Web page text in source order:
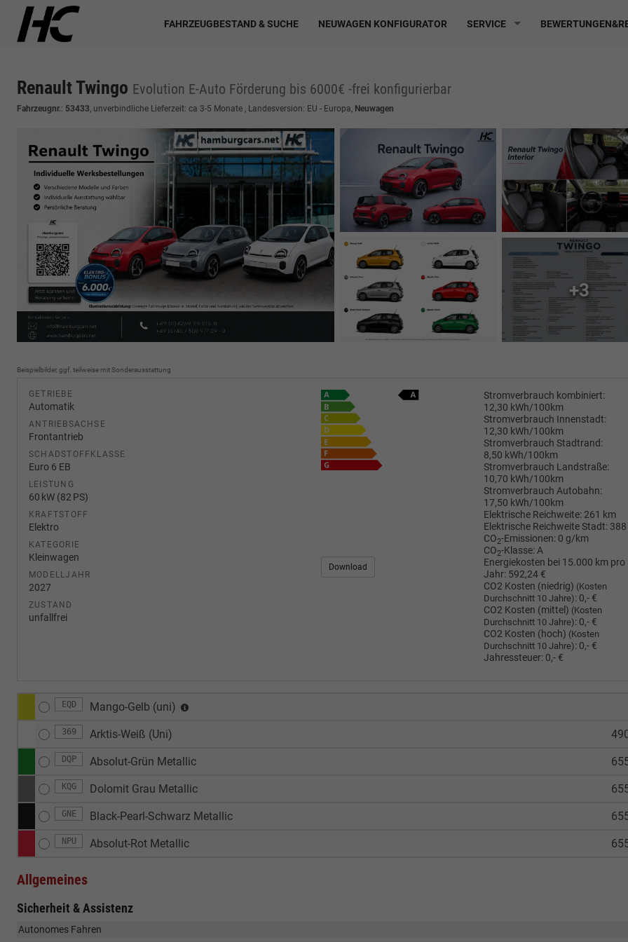
FAHRZEUGBESTAND & SUCHE NEUWAGEN KONFIGURATOR SERVICE
Renault Twingo Evolution E-Auto Förderung bis 6000€ -frei konfigurierbar
Fahrzeugnr.: 53433, unverbindliche Lieferzeit: ca 3-5 Monate , Landesversion: EU - Europa, Neuwagen
+3
Beispielbilder, ggf. teilweise mit Sonderausstattung
GETRIEBE
Automatik
ANTRIEBSACHSE
Frontantrieb
SCHADSTOFFKLASSE
Euro 6 EB
LEISTUNG
60 kW (82 PS)
KRAFTSTOFF
Elektro
KATEGORIE
Kleinwagen
MODELLJAHR
2027
ZUSTAND
unfallfrei
Stromverbrauch kombiniert:
12,30 kWh/100km
Stromverbrauch Innenstadt:
12,30 kWh/100km
Stromverbrauch Stadtrand:
8,50 kWh/100km
Stromverbrauch Landstraße:
10,70 kWh/100km
Stromverbrauch Autobahn:
17,50 kWh/100km
Elektrische Reichweite: 261 km
Elektrische Reichweite Stadt:
CO2-Emissionen: 0 g/km
CO2-Klasse:A
Download
Energiekosten bei 15.000 km pro
Jahr: 592,24 €
CO2 Kosten (niedrig) (Kosten
Durchschnitt 10 Jahre): 0,- €
CO2 Kosten (mittel) (Kosten
Durchschnitt 10 Jahre): 0,- €
CO2 Kosten (hoch) (Kosten
Durchschnitt 10 Jahre): 0,- €
Jahressteuer: 0,- €
EQD Mango-Gelb (uni)
369 Arktis-Weiß (Uni)
DQP Absolut-Grün Metallic
KQG Dolomit Grau Metallic
GNE Black-Pearl-Schwarz Metallic
NPU Absolut-Rot Metallic
Allgemeines
Sicherheit & Assistenz
Autonomes Fahren